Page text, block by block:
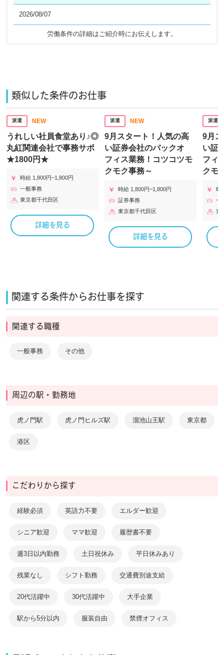
2026/08/07
労働条件の詳細はご紹介時にお伝えします。​
類似した条件のお仕事
派遣 NEW
うれしい社員食堂あり♪◎
丸紅関連会社で事務サポ
★1800円★
時給 1,800円~1,800円
一般事務
東京都千代田区
詳細を見る
派遣 NEW
9月スタート！人気の高
い証券会社のバックオ
フィス業務！コツコツモ
クモク事務～
時給 1,800円~1,800円
証券事務
東京都千代田区
詳細を見る
派遣
9月
い証
フィ
クモ
時
一
東
関連する条件からお仕事を探す
関連する職種
一般事務 その他
周辺の駅・勤務地
虎ノ門駅 虎ノ門ヒルズ駅 溜池山王駅 東京都
港区
こだわりから探す
経験必須 英語力不要 エルダー歓迎
シニア歓迎 ママ歓迎 履歴書不要
週3日以内勤務 土日祝休み 平日休みあり
残業なし シフト勤務 交通費別途支給
20代活躍中 30代活躍中 大手企業
駅から5分以内 服装自由 禁煙オフィス